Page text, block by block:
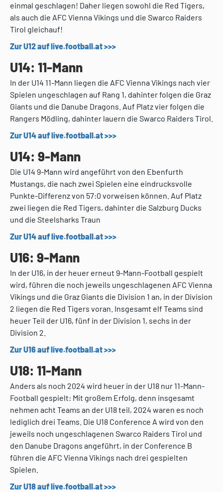
einmal geschlagen! Daher liegen sowohl die Red Tigers,
als auch die AFC Vienna Vikings und die Swarco Raiders
Tirol gleichauf!
Zur U12 auf live.football.at >>>
U14: 11-Mann
In der U14 11-Mann liegen die AFC Vienna Vikings nach vier
Spielen ungeschlagen auf Rang 1, dahinter folgen die Graz
Giants und die Danube Dragons. Auf Platz vier folgen die
Rangers Mödling, dahinter lauern die Swarco Raiders Tirol.
Zur U14 auf live.football.at >>>
U14: 9-Mann
Die U14 9-Mann wird angeführt von den Ebenfurth
Mustangs, die nach zwei Spielen eine eindrucksvolle
Punkte-Differenz von 57:0 vorweisen können. Auf Platz
zwei liegen die Red Tigers, dahinter die Salzburg Ducks
und die Steelsharks Traun
Zur U14 auf live.football.at >>>
U16: 9-Mann
In der U16, in der heuer erneut 9-Mann-Football gespielt
wird, führen die noch jeweils ungeschlagenen AFC Vienna
Vikings und die Graz Giants die Division 1 an, in der Division
2 liegen die Red Tigers voran. Insgesamt elf Teams sind
heuer Teil der U16, fünf in der Division 1, sechs in der
Division 2.
Zur U16 auf live.football.at >>>
U18: 11-Mann
Anders als noch 2024 wird heuer in der U18 nur 11-Mann-
Football gespielt: Mit großem Erfolg, denn insgesamt
nehmen acht Teams an der U18 teil, 2024 waren es noch
lediglich drei Teams. Die U18 Conference A wird von den
jeweils noch ungeschlagenen Swarco Raiders Tirol und
den Danube Dragons angeführt, in der Conference B
führen die AFC Vienna Vikings nach drei gespielten
Spielen.
Zur U18 auf live.football.at >>>